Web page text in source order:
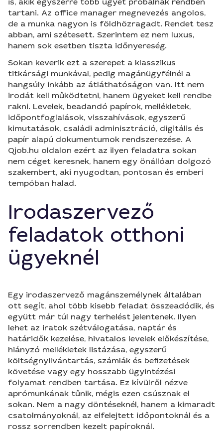
tartani. Az office manager megnevezés angolos,
de a munka nagyon is földhözragadt. Rendet tesz
abban, ami szétesett. Szerintem ez nem luxus,
hanem sok esetben tiszta időnyereség.
Sokan keverik ezt a szerepet a klasszikus
titkársági munkával, pedig magánügyfélnél a
hangsúly inkább az átláthatóságon van. Itt nem
irodát kell működtetni, hanem ügyeket kell rendbe
rakni. Levelek, beadandó papírok, mellékletek,
időpontfoglalások, visszahívások, egyszerű
kimutatások, családi adminisztráció, digitális és
papír alapú dokumentumok rendszerezése. A
Qjob.hu oldalon ezért az ilyen feladatra sokan
nem céget keresnek, hanem egy önállóan dolgozó
szakembert, aki nyugodtan, pontosan és emberi
tempóban halad.
Irodaszervező
feladatok otthoni
ügyeknél
Egy irodaszervező magánszemélynek általában
ott segít, ahol több kisebb feladat összeadódik, és
együtt már túl nagy terhelést jelentenek. Ilyen
lehet az iratok szétválogatása, naptár és
határidők kezelése, hivatalos levelek előkészítése,
hiányzó mellékletek listázása, egyszerű
költségnyilvántartás, számlák és befizetések
követése vagy egy hosszabb ügyintézési
folyamat rendben tartása. Ez kívülről nézve
aprómunkának tűnik, mégis ezen csúsznak el
sokan. Nem a nagy döntéseknél, hanem a kimaradt
csatolmányoknál, az elfelejtett időpontoknál és a
rossz sorrendben kezelt papíroknál.